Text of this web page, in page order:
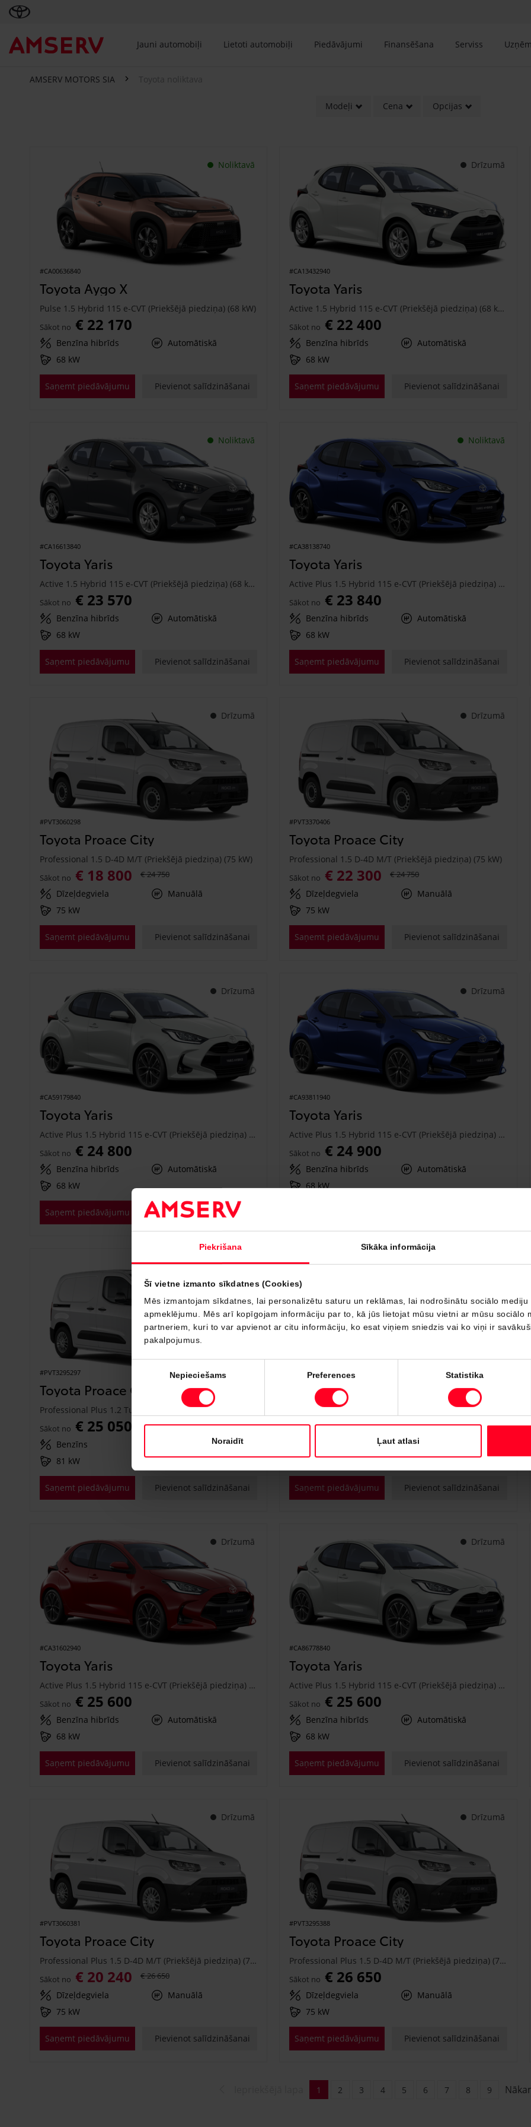
Piekrišana Sīkāka informācija
Šī vietne izmanto sīkdatnes (Cookies)
Mēs izmantojam sīkdatnes, lai personalizētu saturu un reklāmas, lai nodrošinātu sociālo mediju
apmeklējumu. Mēs arī kopīgojam informāciju par to, kā jūs lietojat mūsu vietni ar mūsu sociālo
partneriem, kuri to var apvienot ar citu informāciju, ko esat viņiem sniedzis vai ko viņi ir
pakalpojumus.
Piekrišanas
Nepieciešams Preferences Statistika
Noraidīt Ļaut atlasi
Jauni automobiļi Lietoti automobiļi Piedāvājumi Finansēšana Serviss
AMSERV MOTORS SIA Toyota noliktava
Modeļi Cena Opcijas
Noliktavā
#CA00636840
Toyota Aygo X
Pulse 1.5 Hybrid 115 e-CVT (Priekšējā piedziņa) (68 kW)
Sākot no € 22 170
Benzīna hibrīds
Automātiskā
68 kW
Saņemt piedāvājumu Pievienot salīdzināšanai
Drīzumā
#CA13432940
Toyota Yaris
Active 1.5 Hybrid 115 e-CVT (Priekšējā piedziņa) (68 kW)
Sākot no € 22 400
Benzīna hibrīds
Automātiskā
68 kW
Saņemt piedāvājumu Pievienot salīdzināšanai
Noliktavā
#CA16613840
Toyota Yaris
Active 1.5 Hybrid 115 e-CVT (Priekšējā piedziņa) (68 kW)
Sākot no € 23 570
Benzīna hibrīds
Automātiskā
68 kW
Saņemt piedāvājumu Pievienot salīdzināšanai
Noliktavā
#CA38138740
Toyota Yaris
Active Plus 1.5 Hybrid 115 e-CVT (Priekšējā piedziņa) (68 kW)
Sākot no € 23 840
Benzīna hibrīds
Automātiskā
68 kW
Saņemt piedāvājumu Pievienot salīdzināšanai
Drīzumā
#PVT3060298
Toyota Proace City
Professional 1.5 D-4D M/T (Priekšējā piedziņa) (75 kW)
Sākot no € 18 800 € 24 750
Dīzeļdegviela
Manuālā
75 kW
Saņemt piedāvājumu Pievienot salīdzināšanai
Drīzumā
#PVT3370406
Toyota Proace City
Professional 1.5 D-4D M/T (Priekšējā piedziņa) (75 kW)
Sākot no € 22 300 € 24 750
Dīzeļdegviela
Manuālā
75 kW
Saņemt piedāvājumu Pievienot salīdzināšanai
Drīzumā
#CA59179840
Toyota Yaris
Active Plus 1.5 Hybrid 115 e-CVT (Priekšējā piedziņa) (68 kW)
Sākot no € 24 800
Benzīna hibrīds
Automātiskā
68 kW
Saņemt piedāvājumu Pievienot salīdzināšanai
Drīzumā
#CA93811940
Toyota Yaris
Active Plus 1.5 Hybrid 115 e-CVT (Priekšējā piedziņa) (68 kW)
Sākot no € 24 900
Benzīna hibrīds
Automātiskā
68 kW
Drīzumā
#PVT3295297
Toyota Proace City
Sākot no € 25 050
Benzīns
81 kW
Saņemt piedāvājumu Pievienot salīdzināšanai
Drīzumā
#PVT3238446
Toyota Proace City
Professional 1.5 D-4D M/T (Priekšējā piedziņa) (75 kW)
Sākot no € 22 700 € 25 150
Manuālā
75 kW
Saņemt piedāvājumu Pievienot salīdzināšanai
Drīzumā
#CA31602940
Toyota Yaris
Active Plus 1.5 Hybrid 115 e-CVT (Priekšējā piedziņa) (68 kW)
Sākot no € 25 600
Benzīna hibrīds
Automātiskā
68 kW
Saņemt piedāvājumu Pievienot salīdzināšanai
Drīzumā
#CA86778840
Toyota Yaris
Active Plus 1.5 Hybrid 115 e-CVT (Priekšējā piedziņa) (68 kW)
Sākot no € 25 600
Benzīna hibrīds
Automātiskā
68 kW
Saņemt piedāvājumu Pievienot salīdzināšanai
Drīzumā
#PVT3060381
Toyota Proace City
Professional Plus 1.5 D-4D M/T (Priekšējā piedziņa) (75 kW)
Sākot no € 20 240 € 26 650
Dīzeļdegviela
Manuālā
75 kW
Saņemt piedāvājumu Pievienot salīdzināšanai
Drīzumā
#PVT3295388
Toyota Proace City
Professional Plus 1.5 D-4D M/T (Priekšējā piedziņa) (75 kW)
Sākot no € 26 650
Dīzeļdegviela
Manuālā
75 kW
Saņemt piedāvājumu Pievienot salīdzināšanai
1 2 3 4 5 6 7 8 9